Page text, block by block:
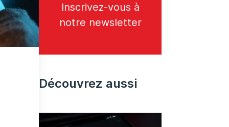
Inscrivez-vous à
notre newsletter
Découvrez aussi